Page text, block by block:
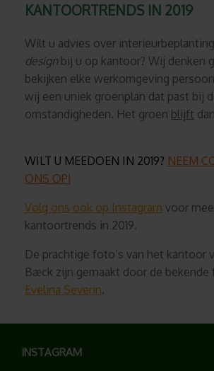
KANTOORTRENDS IN 2019
Wilt u advies over
designbij u op kantoor? Wij denken
bekijken elke werkomgeving
wij een uniek groenplan dat past bij
omstandigheden. Het groen blijft
WILT U MEEDOEN IN 2019? NEEM
ONS OP!
Volg ons ook op Instagram voor
kantoortrends in 2019.
De prachtige foto’s van het kantoor
Bæck zijn gemaakt door de
Evelina Severin.
INSTAGRAM